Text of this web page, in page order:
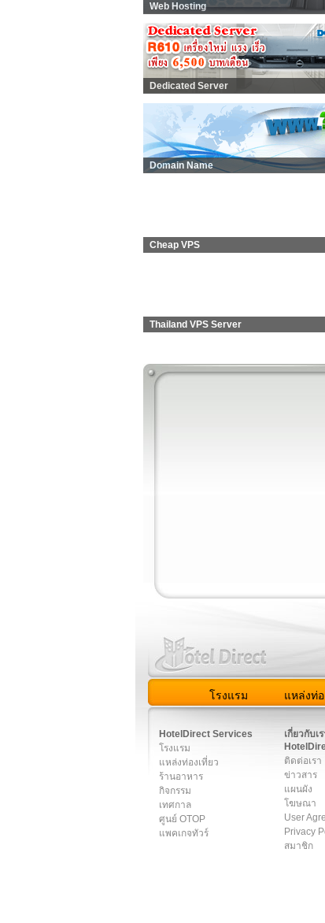
Web Hosting
Dedicated Server
Domain Name
Cheap VPS
Thailand VPS Server
โรงแรม แหล่งท่อ
HotelDirect Services
โรงแรม
แหล่งท่องเที่ยว
ร้านอาหาร
กิจกรรม
เทศกาล
ศูนย์ OTOP
แพคเกจทัวร์
เกี่ยวกับเร
ติดต่อเรา
ข่าวสาร
แผนผัง
โฆษณา
User
Privacy
สมาชิก